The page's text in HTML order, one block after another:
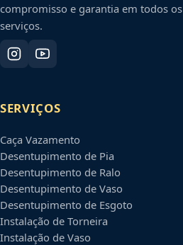
compromisso e garantia em todos os
serviços.
SERVIÇOS
Caça Vazamento
Desentupimento de Pia
Desentupimento de Ralo
Desentupimento de Vaso
Desentupimento de Esgoto
Instalação de Torneira
Instalação de Vaso